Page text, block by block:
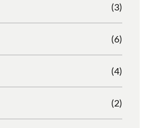
(3)
(6)
(4)
(2)